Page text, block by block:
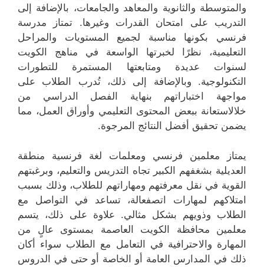
والمتوسطة والثانوية والمعاهد والجامعات، بالإضافة إلى
التدريب على امتحان القدرات وغيرها. تمتاز مدرسة
فرنسي بكونها مناسبة لجميع المستويات والمراحل
التعليمية، نظرًا لخبرتها الواسعة في مناهج الكويت
لسنوات عديدة ومتابعتها المستمرة للتطورات
التكنولوجية. وبالإضافة إلى ذلك، تُدرب الطلاب على
مواجهة اختباراتهم بنهاية الفصل الدراسي من
خلالاستعانة ببعض المحتوى التعليمي وأوراق العمل، مما
يضمن تحقيق أفضل النتائج المرجوة.
يمتاز معلمين فرنسي ومعلمات لغة فرنسية منطقة
العديلية بشغفهم الكبير تجاه التدريس والتعليم، وبرغبتهم
القوية في نقل معرفتهم ومهاراتهم للطلاب، وذلك بسبب
امتلاكهم لمهارات اتصفعالة، تساعد في التواصل مع
الطلاب وذويهم بشكل مثالي. علاوة على ذلك، يتسم
معلمين محافظة الكويت العاصمة بمستوى عالٍ من
المهارة والاحترافية في التعامل مع الطلاب سواء أكان
ذلك في المدارس العامة أو الخاصة أو حتى في الدروس